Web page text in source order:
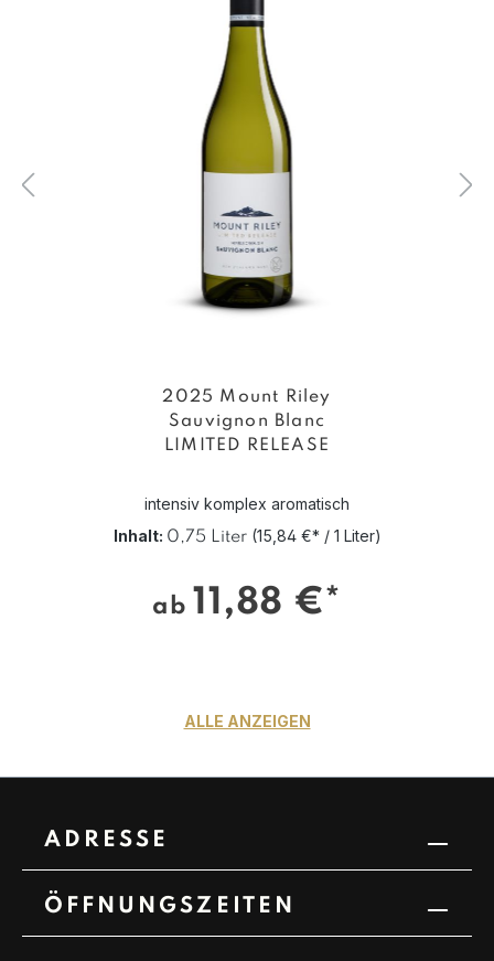
2025 Mount Riley
Sauvignon Blanc
LIMITED RELEASE
intensiv komplex aromatisch
Inhalt: 0,75 Liter (15,84 €* / 1 Liter)
ab 11,88 €*
ALLE ANZEIGEN
ADRESSE
ÖFFNUNGSZEITEN